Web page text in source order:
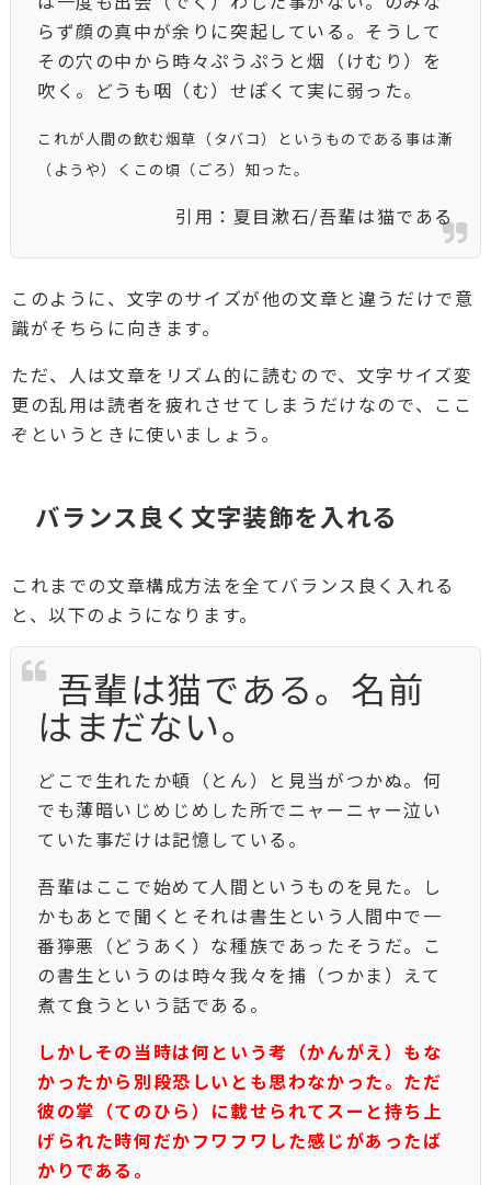
らず顔の真中が余りに突起している。そうして
その穴の中から時々ぷうぷうと烟（けむり）を
吹く。どうも咽（む）せぽくて実に弱った。
これが人間の飲む烟草（タバコ）というものである事は漸
（ようや）くこの頃（ごろ）知った。
引用：夏目漱石/吾輩は猫である
このように、文字のサイズが他の文章と違うだけで意
識がそちらに向きます。
ただ、人は文章をリズム的に読むので、文字サイズ変
更の乱用は読者を疲れさせてしまうだけなので、ここ
ぞというときに使いましょう。
バランス良く文字装飾を入れる
これまでの文章構成方法を全てバランス良く入れる
と、以下のようになります。
吾輩は猫である。名前
はまだない。
どこで生れたか頓（とん）と見当がつかぬ。何
でも薄暗いじめじめした所でニャーニャー泣い
ていた事だけは記憶している。
吾輩はここで始めて人間というものを見た。し
かもあとで聞くとそれは書生という人間中で一
番獰悪（どうあく）な種族であったそうだ。こ
の書生というのは時々我々を捕（つかま）えて
煮て食うという話である。
しかしその当時は何という考（かんがえ）もな
かったから別段恐しいとも思わなかった。ただ
彼の掌（てのひら）に載せられてスーと持ち上
げられた時何だかフワフワした感じがあったば
かりである。